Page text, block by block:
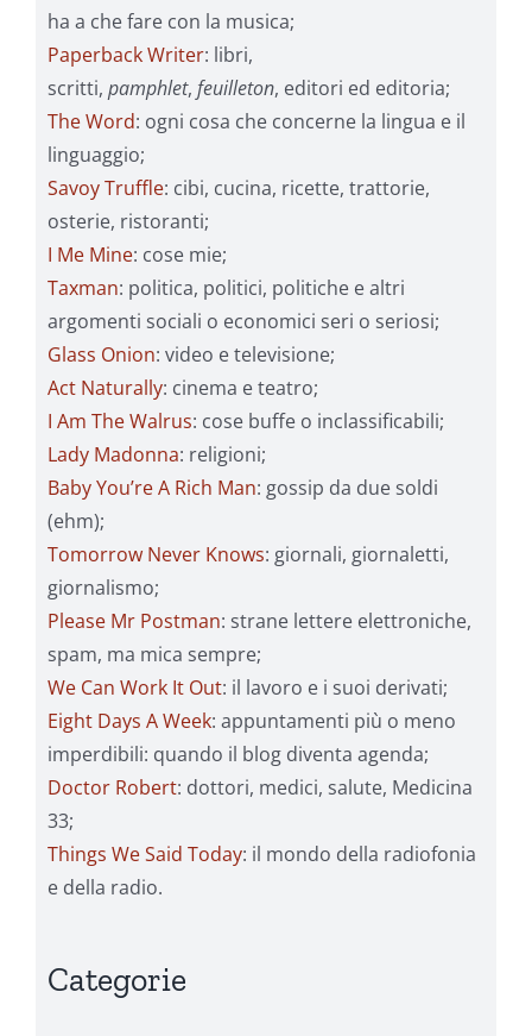
ha a che fare con la musica;
Paperback Writer: libri,
scritti, pamphlet, feuilleton, editori ed editoria;
The Word: ogni cosa che concerne la lingua e il
linguaggio;
Savoy Truffle: cibi, cucina, ricette, trattorie,
osterie, ristoranti;
I Me Mine: cose mie;
Taxman: politica, politici, politiche e altri
argomenti sociali o economici seri o seriosi;
Glass Onion: video e televisione;
Act Naturally: cinema e teatro;
I Am The Walrus: cose buffe o inclassificabili;
Lady Madonna: religioni;
Baby You’re A Rich Man: gossip da due soldi
(ehm);
Tomorrow Never Knows: giornali, giornaletti,
giornalismo;
Please Mr Postman: strane lettere elettroniche,
spam, ma mica sempre;
We Can Work It Out: il lavoro e i suoi derivati;
Eight Days A Week: appuntamenti più o meno
imperdibili: quando il blog diventa agenda;
Doctor Robert: dottori, medici, salute, Medicina
33;
Things We Said Today: il mondo della radiofonia
e della radio.
Categorie